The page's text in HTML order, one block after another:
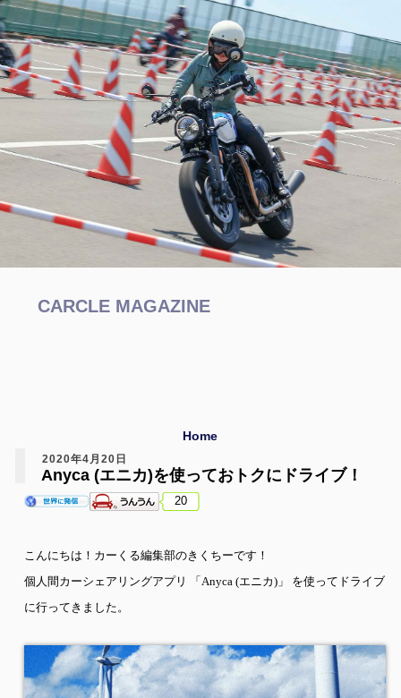
CARCLE MAGAZINE
Home
2020年4月20日
Anyca (エニカ)を使っておトクにドライブ！
20
こんにちは！カーくる編集部のきくちーです！
個人間カーシェアリングアプリ 「Anyca (エニカ) 」 を使ってドライブ
に行ってきました。